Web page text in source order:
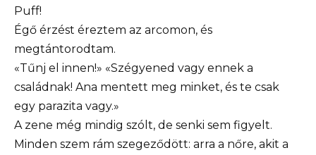
Puff!
Égő érzést éreztem az arcomon, és
megtántorodtam.
«Tűnj el innen!» «Szégyened vagy ennek a
családnak! Ana mentett meg minket, és te csak
egy parazita vagy.»
A zene még mindig szólt, de senki sem figyelt.
Minden szem rám szegeződött: arra a nőre, akit a